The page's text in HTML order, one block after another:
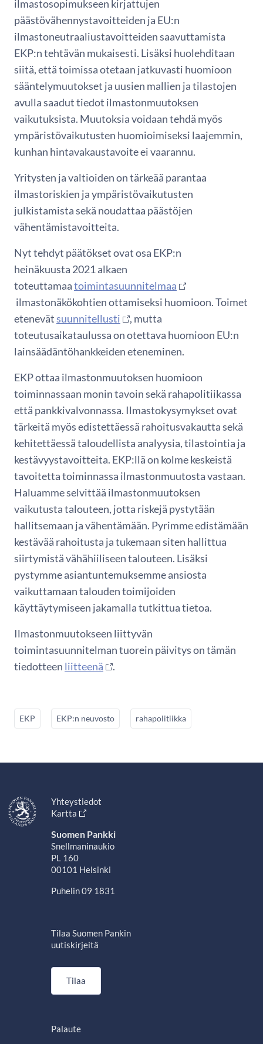
ilmastosopimukseen kirjattujen
päästövähennystavoitteiden ja EU:n
ilmastoneutraaliustavoitteiden saavuttamista
EKP:n tehtävän mukaisesti. Lisäksi huolehditaan
siitä, että toimissa otetaan jatkuvasti huomioon
sääntelymuutokset ja uusien mallien ja tilastojen
avulla saadut tiedot ilmastonmuutoksen
vaikutuksista. Muutoksia voidaan tehdä myös
ympäristövaikutusten huomioimiseksi laajemmin,
kunhan hintavakaustavoite ei vaarannu.
Yritysten ja valtioiden on tärkeää parantaa
ilmastoriskien ja ympäristövaikutusten
julkistamista sekä noudattaa päästöjen
vähentämistavoitteita.
Nyt tehdyt päätökset ovat osa EKP:n
heinäkuusta 2021 alkaen
toteuttamaatoimintasuunnitelmaa
ilmastonäkökohtien ottamiseksi huomioon. Toimet
etenevätsuunnitellusti
, mutta
toteutusaikataulussa on otettava huomioon EU:n
lainsäädäntöhankkeiden eteneminen.
EKP ottaa ilmastonmuutoksen huomioon
toiminnassaan monin tavoin sekä rahapolitiikassa
että pankkivalvonnassa. Ilmastokysymykset ovat
tärkeitä myös edistettäessä rahoitusvakautta sekä
kehitettäessä taloudellista analyysia, tilastointia ja
kestävyystavoitteita. EKP:llä on kolme keskeistä
tavoitetta toiminnassa ilmastonmuutosta vastaan.
Haluamme selvittää ilmastonmuutoksen
vaikutusta talouteen, jotta riskejä pystytään
hallitsemaan ja vähentämään. Pyrimme edistämään
kestävää rahoitusta ja tukemaan siten hallittua
siirtymistä vähähiiliseen talouteen. Lisäksi
pystymme asiantuntemuksemme ansiosta
vaikuttamaan talouden toimijoiden
käyttäytymiseen jakamalla tutkittua tietoa.
Ilmastonmuutokseen liittyvän
toimintasuunnitelman tuorein päivitys on tämän
tiedotteen liitteenä .
EKP EKP:n neuvosto rahapolitiikka
Yhteystiedot
Kartta
Suomen Pankki
Snellmaninaukio
PL 160
00101 Helsinki
Puhelin 09 1831
Tilaa Suomen Pankin
uutiskirjeitä
Tilaa
Palaute